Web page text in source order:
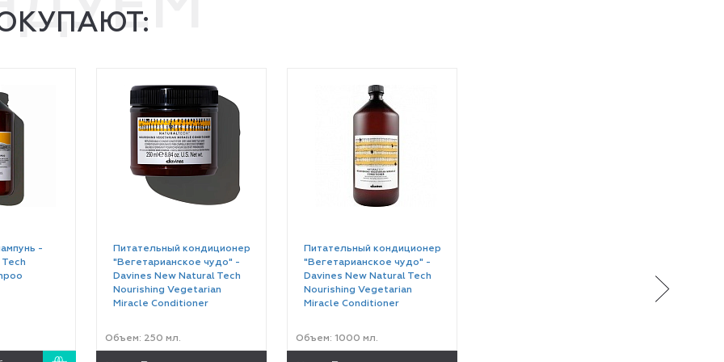
-
Питательный кондиционер
"Вегетарианское чудо" -
Davines New Natural Tech
Nourishing Vegetarian
Miracle Conditioner
Объем: 250 мл.
Питательный кондиционер
"Вегетарианское чудо" -
Davines New Natural Tech
Nourishing Vegetarian
Miracle Conditioner
Объем: 1000 мл.